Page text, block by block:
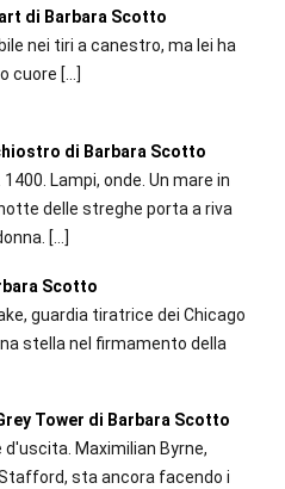
di Barbara Scotto
nei tiri a canestro, ma lei ha
cuore […]
di Barbara Scotto
1400. Lampi, onde. Un mare in
delle streghe porta a riva
[…]
Scotto
guardia tiratrice dei Chicago
stella nel firmamento della
Tower di Barbara Scotto
d'uscita. Maximilian Byrne,
sta ancora facendo i